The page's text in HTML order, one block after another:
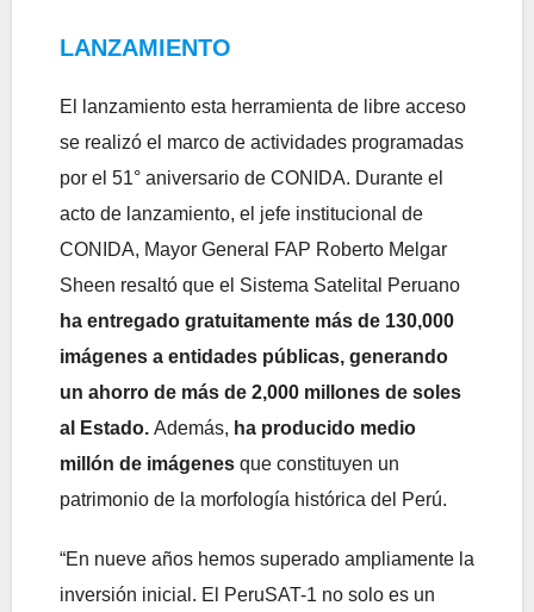
LANZAMIENTO
El lanzamiento esta herramienta de libre acceso
se realizó el marco de actividades programadas
por el 51° aniversario de CONIDA. Durante el
acto de lanzamiento, el jefe institucional de
CONIDA, Mayor General FAP Roberto Melgar
Sheen resaltó que el Sistema Satelital Peruano
ha entregado gratuitamente más de 130,000
imágenes a entidades públicas, generando
un ahorro de más de 2,000 millones de soles
al Estado. Además, ha producido medio
millón de imágenes que constituyen un
patrimonio de la morfología histórica del Perú.
“En nueve años hemos superado ampliamente la
inversión inicial. El PeruSAT-1 no solo es un